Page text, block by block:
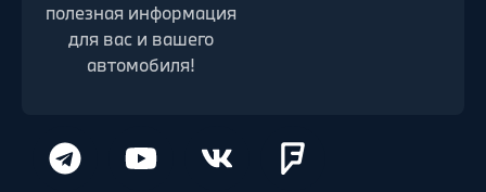
полезная информация
для вас и вашего
автомобиля!